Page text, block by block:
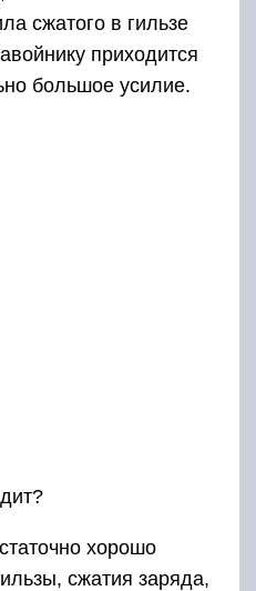
сжатого в гильзе
приходится
большое усилие.
хорошо
сжатия заряда,